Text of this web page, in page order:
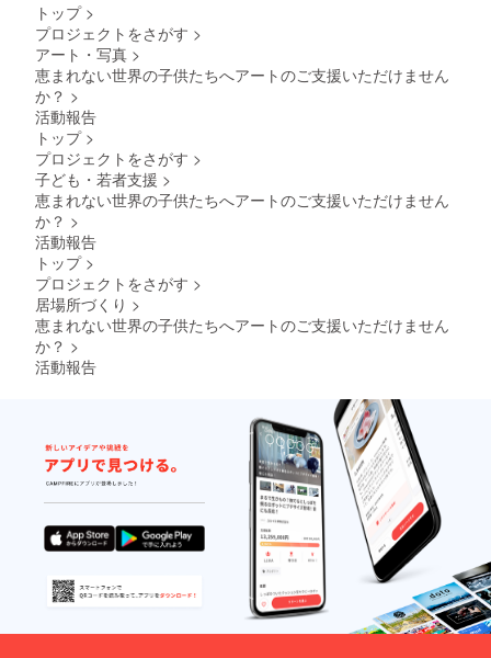
ありま
すので
ティス
トのコ
ティス
トが選
ム・
ノーリ
ターン
で送ら
せてい
ただき
ます *
スニー
カー
アート
はアー
ティス
トのコ
レク
トップ >
プロジェクトをさがす >
アート・写真 >
恵まれない世界の子供たちへアートのご支援いただけません
か？ >
活動報告
トップ >
プロジェクトをさがす >
子ども・若者支援 >
恵まれない世界の子供たちへアートのご支援いただけません
か？ >
活動報告
トップ >
プロジェクトをさがす >
居場所づくり >
恵まれない世界の子供たちへアートのご支援いただけません
か？ >
活動報告